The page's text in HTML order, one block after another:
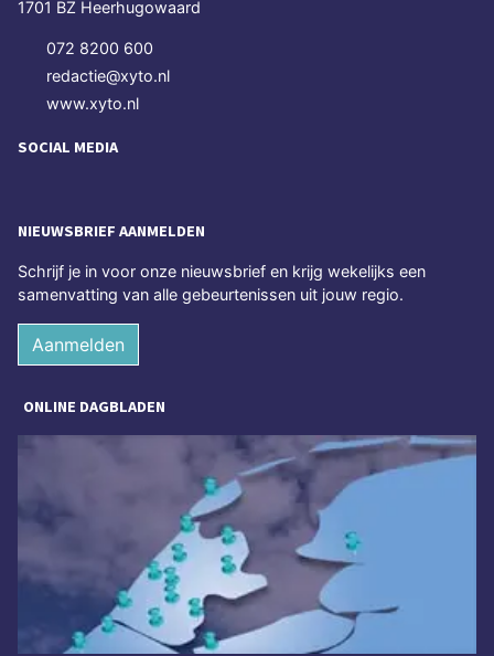
1701 BZ Heerhugowaard
072 8200 600
redactie@xyto.nl
www.xyto.nl
SOCIAL MEDIA
NIEUWSBRIEF AANMELDEN
Schrijf je in voor onze nieuwsbrief en krijg wekelijks een
samenvatting van alle gebeurtenissen uit jouw regio.
Aanmelden
ONLINE DAGBLADEN